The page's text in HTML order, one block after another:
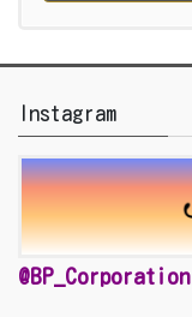
Instagram
@BP_Corporation